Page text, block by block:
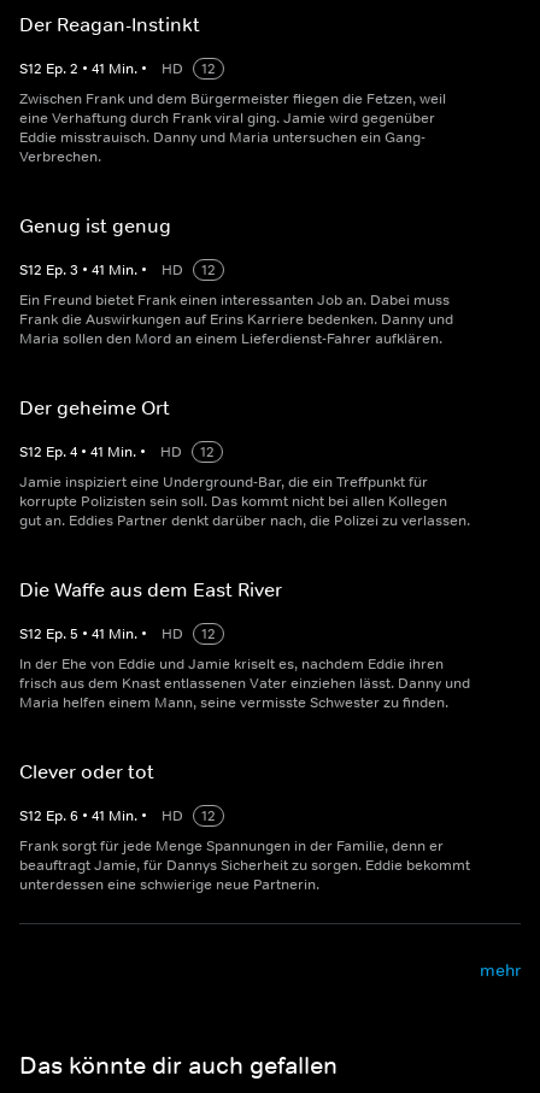
Der Reagan-Instinkt
S12 Ep.2 • 41 Min. • HD
12
Zwischen Frank und dem Bürgermeister fliegen die Fetzen, weil
eine Verhaftung durch Frank viral ging. Jamie wird gegenüber
Eddie misstrauisch. Danny und Maria untersuchen ein Gang-
Verbrechen.
Genug ist genug
S12 Ep.3 • 41 Min. • HD
12
Ein Freund bietet Frank einen interessanten Job an. Dabei muss
Frank die Auswirkungen auf Erins Karriere bedenken. Danny und
Maria sollen den Mord an einem Lieferdienst-Fahrer aufklären.
Der geheime Ort
S12 Ep.4 • 41 Min. • HD
12
Jamie inspiziert eine Underground-Bar, die ein Treffpunkt für
korrupte Polizisten sein soll. Das kommt nicht bei allen Kollegen
gut an. Eddies Partner denkt darüber nach, die Polizei zu verlassen.
Die Waffe aus dem East River
S12 Ep.5 • 41 Min. • HD
12
In der Ehe von Eddie und Jamie kriselt es, nachdem Eddie ihren
frisch aus dem Knast entlassenen Vater einziehen lässt. Danny und
Maria helfen einem Mann, seine vermisste Schwester zu finden.
Clever oder tot
S12 Ep.6 • 41 Min. • HD
12
Frank sorgt für jede Menge Spannungen in der Familie, denn er
beauftragt Jamie, für Dannys Sicherheit zu sorgen. Eddie bekommt
unterdessen eine schwierige neue Partnerin.
mehr
Das könnte dir auch gefallen